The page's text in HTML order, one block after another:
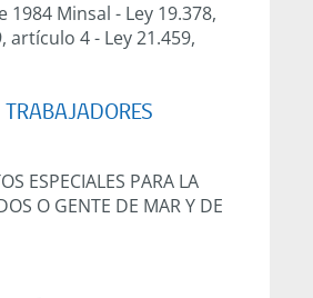
1984 Minsal - Ley 19.378,
artículo 4- Ley 21.459,
ESPECIALES PARA LA
O GENTE DE MAR Y DE